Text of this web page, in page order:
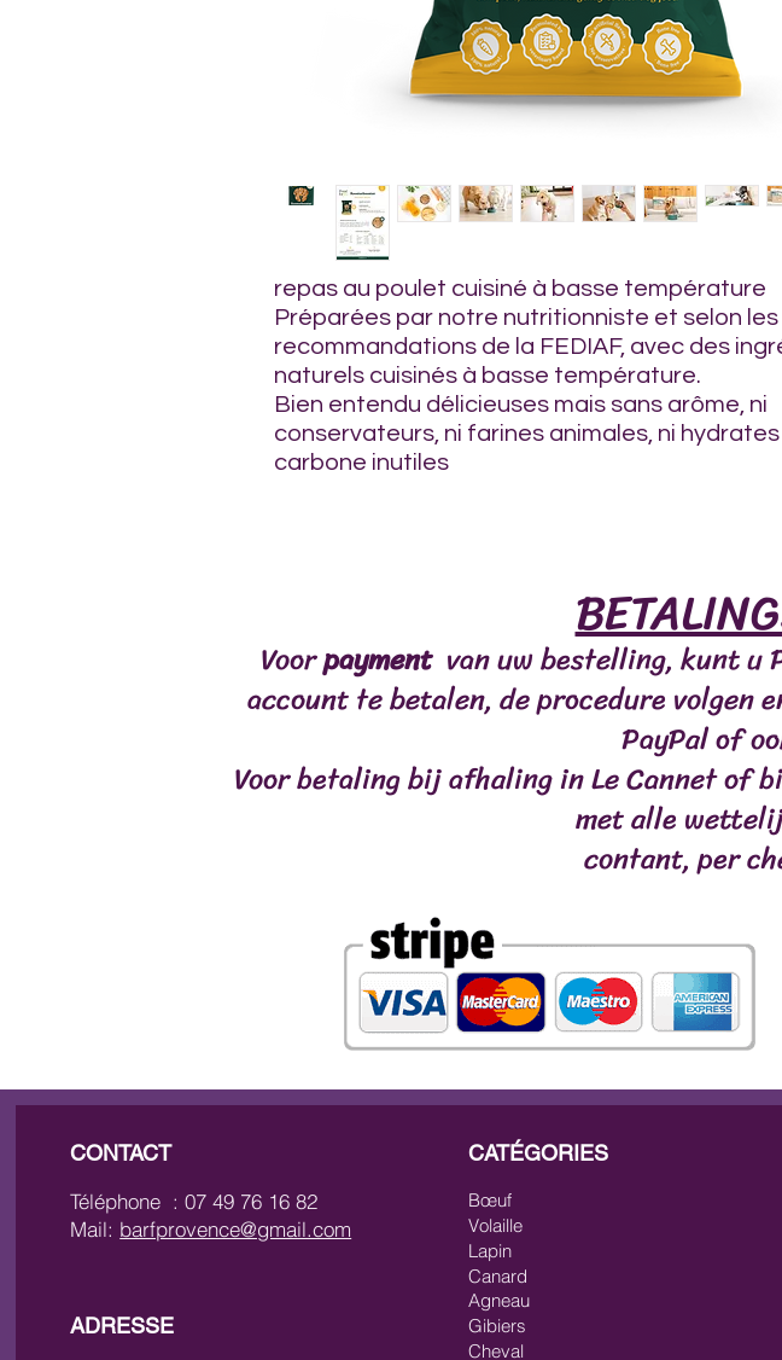
VIANDES
repas au poulet cuisiné à basse température
Préparées par notre nutritionniste et selon les
recommandations de la FEDIAF, avec des
naturels cuisinés à basse température.
Bien entendu délicieuses mais sans arôme, ni
conservateurs, ni farines animales, ni
carbone inutiles
Voorpayment van uw bestelling, kunt u
account te betalen, de procedure volgen
PayPal of
Voor betaling bij afhaling in Le Cannet of
met alle
contant, per
CONTACT
Téléphone : 07 49 76 16 82
Mail: barfprovence@gmail.com
ADRESSE
CATÉGORIES
Bœuf
Volaille
Lapin
Agneau
Canard
Gibiers
Cheval